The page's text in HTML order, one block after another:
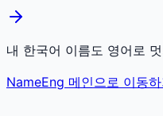
내 한국어 이름도 영어로
NameEng 메인으로 이동하